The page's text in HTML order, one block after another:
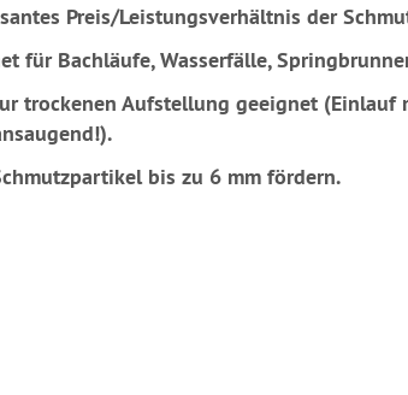
Preis/Leistungsverhältnis der
für Bachläufe, Wasserfälle,
trockenen Aufstellung geeignet (Einlauf
bis zu 6 mm fördern.